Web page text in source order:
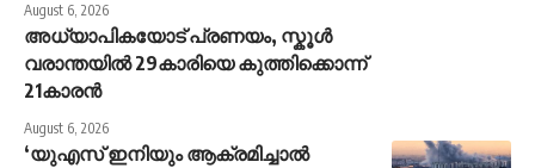
August 6, 2026
അധ്യാപികയോട് പ്രണയം, സ്കൂൾ
വരാന്തയിൽ 29കാരിയെ കുത്തിക്കൊന്ന്
21കാരൻ
August 6, 2026
‘യുഎസ് ഇനിയും ആക്രമിച്ചാൽ